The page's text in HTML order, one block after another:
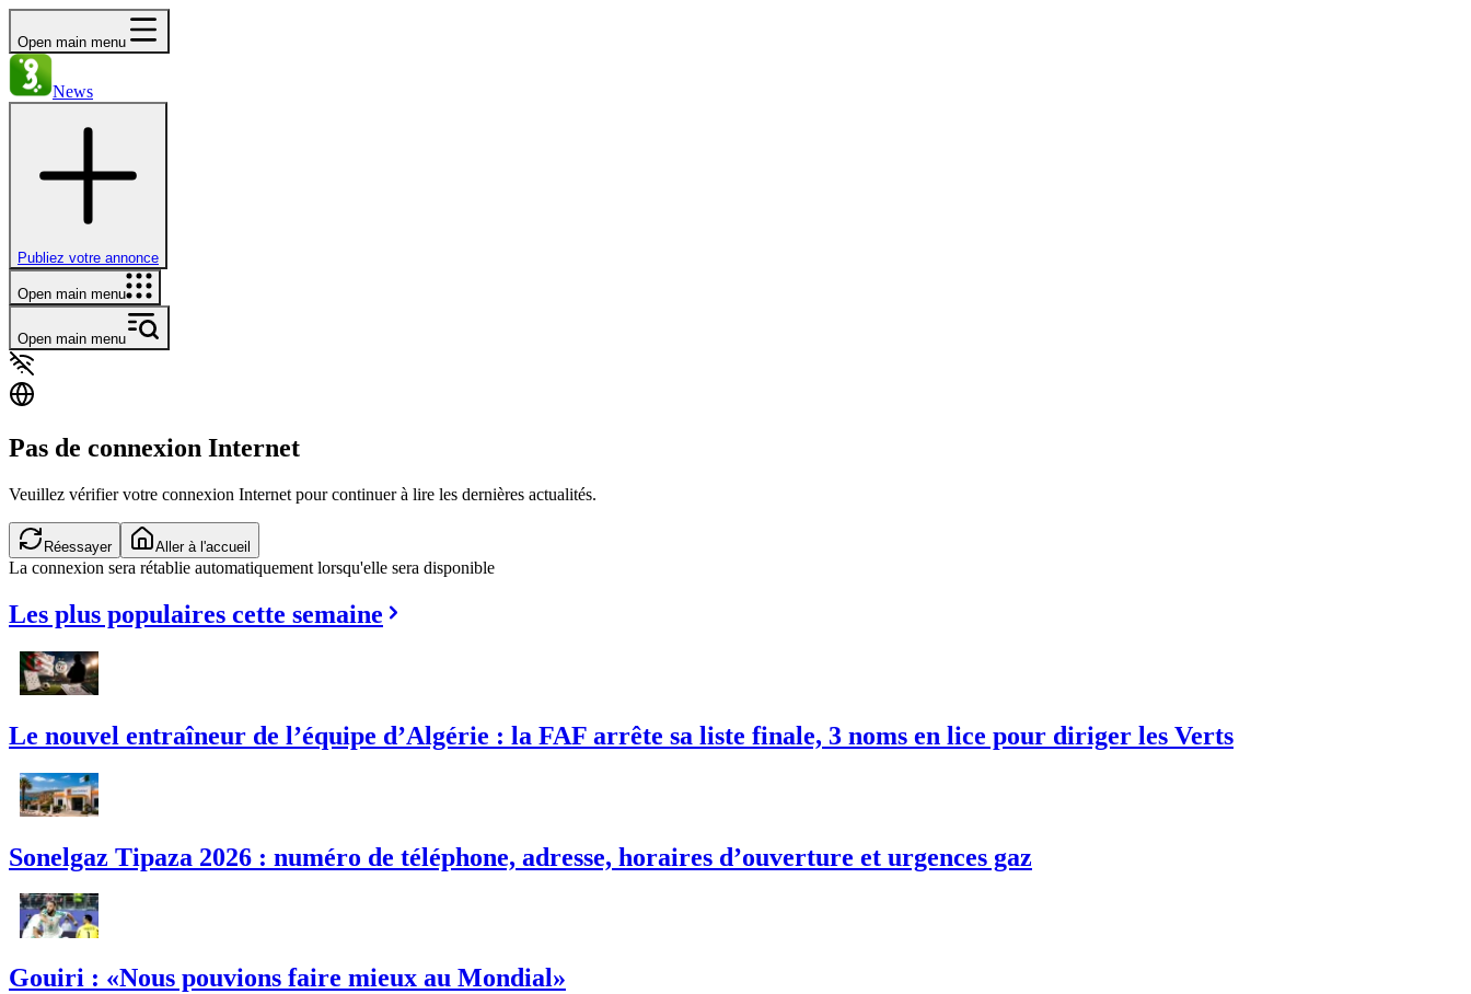
Open main menu
News
Publiez votre annonce
Open main menu
Open main menu
Pas de connexion Internet
Veuillez vérifier votre connexion Internet pour continuer à lire les dernières actualités.
Réessayer Aller à l'accueil
La connexion sera rétablie automatiquement lorsqu'elle sera disponible
Les plus populaires cette semaine
Le nouvel entraîneur de l’équipe d’Algérie : la FAF arrête sa liste finale, 3 noms en lice pour diriger les Verts
Sonelgaz Tipaza 2026 : numéro de téléphone, adresse, horaires d’ouverture et urgences gaz
Gouiri : «Nous pouvions faire mieux au Mondial»